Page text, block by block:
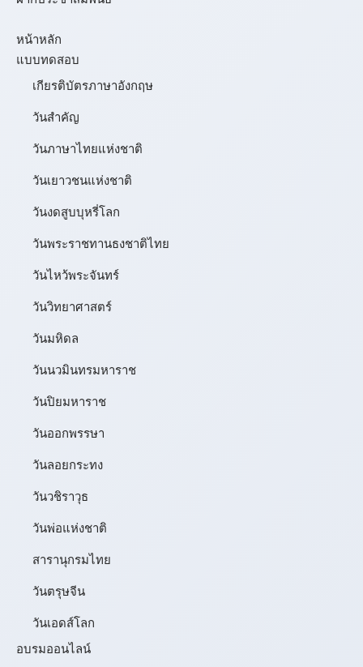
หน้าหลัก
แบบทดสอบ
เกียรติบัตรภาษาอังกฤษ
วันสำคัญ
วันภาษาไทยแห่งชาติ
วันเยาวชนแห่งชาติ
วันงดสูบบุหรี่โลก
วันพระราชทานธงชาติไทย
วันไหว้พระจันทร์​
วันวิทยาศาสตร์
วันมหิดล
วันนวมินทรมหาราช
วันปิยมหาราช
วันออกพรรษา
วันลอยกระทง
วันวชิราวุธ
วันพ่อแห่งชาติ
สารานุกรมไทย
วันตรุษจีน
วันเอดส์โลก
อบรมออนไลน์